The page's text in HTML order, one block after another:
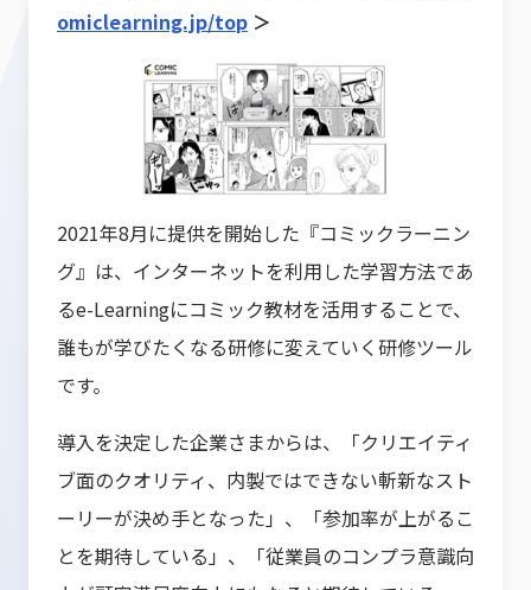
omiclearning.jp/top ＞
2021年8月に提供を開始した『コミックラーニン
グ』は、インターネットを利用した学習方法であ
るe-Learningにコミック教材を活用することで、
誰もが学びたくなる研修に変えていく研修ツール
です。
導入を決定した企業さまからは、「クリエイティ
ブ面のクオリティ、内製ではできない斬新なスト
ーリーが決め手となった」、「参加率が上がるこ
とを期待している」、「従業員のコンプラ意識向